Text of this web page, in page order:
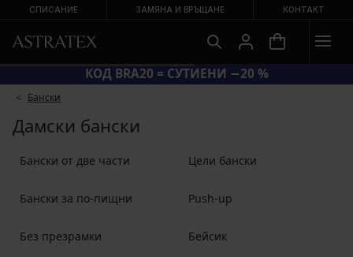
СПИСАНИЕ ЗАМЯНА И ВРЪЩАНЕ КОНТАКТ
КОД BRA20 = СУТИЕНИ −20 %
Бански
Дамски бански
Бански от две части Цели бански
Бански за по-пищни Push-up
Без презрамки Бейсик